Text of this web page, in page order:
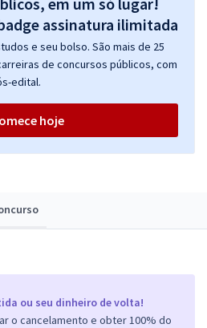
ou seu dinheiro de volta!
o cancelamento e obter 100% do
e seu bolso. São mais de 25
de concursos públicos, com
edital.
hoje